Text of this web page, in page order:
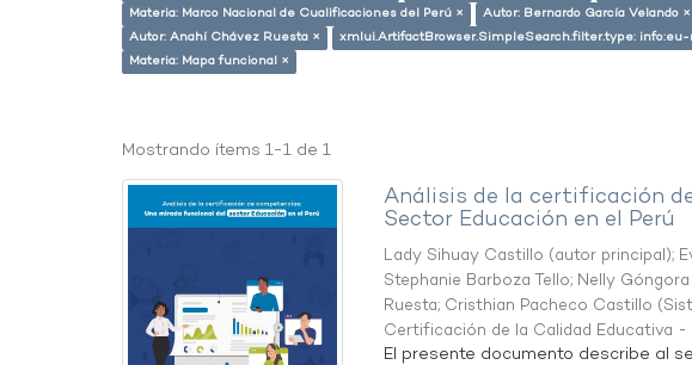
Materia: Marco Nacional de Cualificaciones del Perú ×
Autor: Bernardo García Velando ×
Autor: Anahí Chávez Ruesta ×
xmlui.ArtifactBrowser.SimpleSearch.filter.type:
Materia: Mapa funcional ×
Mostrando ítems 1-1 de 1
Análisis de la certificación
Sector Educación en el Perú
Lady Sihuay Castillo (autor principal);
Stephanie Barboza Tello; Nelly
Ruesta; Cristhian Pacheco Castillo (
Certificación de la Calidad Educativa -
El presente documento describe al